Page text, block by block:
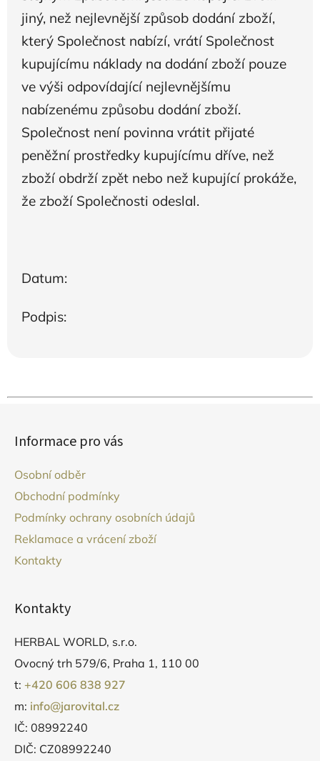
jiný, než nejlevnější způsob dodání zboží,
který Společnost nabízí, vrátí Společnost
kupujícímu náklady na dodání zboží pouze
ve výši odpovídající nejlevnějšímu
nabízenému způsobu dodání zboží.
Společnost není povinna vrátit přijaté
peněžní prostředky kupujícímu dříve, než
zboží obdrží zpět nebo než kupující prokáže,
že zboží Společnosti odeslal.
Datum:
Podpis:
Informace pro vás
Osobní odběr
Obchodní podmínky
Podmínky ochrany osobních údajů
Reklamace a vrácení zboží
Kontakty
Kontakty
HERBAL WORLD, s.r.o.
Ovocný trh 579/6, Praha 1, 110 00
t: +420 606 838 927
m: info@jarovital.cz
IČ: 08992240
DIČ: CZ08992240